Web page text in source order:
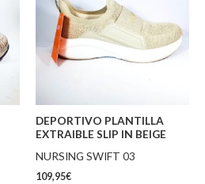
DEPORTIVO PLANTILLA
EXTRAIBLE SLIP IN BEIGE
NURSING SWIFT 03
109,95€